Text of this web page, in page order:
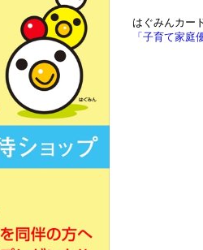
はぐみんカー
「子育て家庭